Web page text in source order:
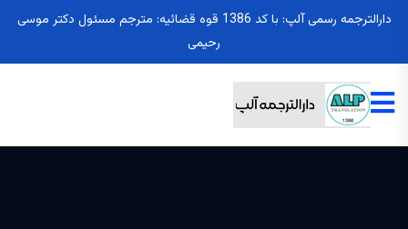
دارالترجمه رسمی آلپ: با کد 1386 قوه قضائیه: مترجم مسئول دکتر موسی
رحیمی